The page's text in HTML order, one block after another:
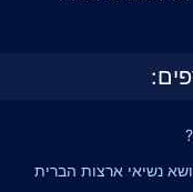
נשיאי ארצות הברית